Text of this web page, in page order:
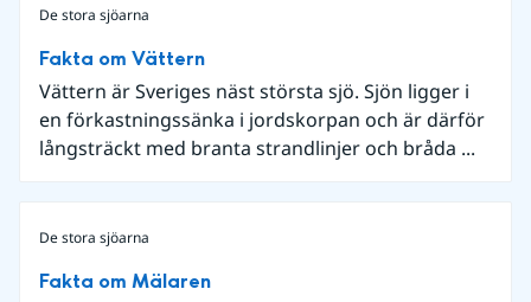
De stora sjöarna
Fakta om Vättern
Vättern är Sveriges näst största sjö. Sjön ligger i
en förkastningssänka i jordskorpan och är därför
långsträckt med branta strandlinjer och bråda ...
De stora sjöarna
Fakta om Mälaren